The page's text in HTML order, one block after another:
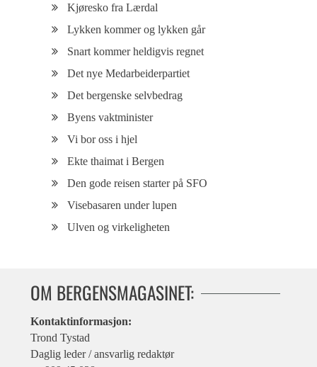
Kjøresko fra Lærdal
Lykken kommer og lykken går
Snart kommer heldigvis regnet
Det nye Medarbeiderpartiet
Det bergenske selvbedrag
Byens vaktminister
Vi bor oss i hjel
Ekte thaimat i Bergen
Den gode reisen starter på SFO
Visebasaren under lupen
Ulven og virkeligheten
OM BERGENSMAGASINET:
Kontaktinformasjon:
Trond Tystad
Daglig leder / ansvarlig redaktør